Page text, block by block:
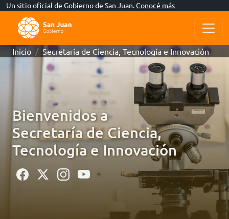
Un sitio oficial de Gobierno de San Juan.Conocé más
Inicio Secretaría de Ciencia, Tecnología e Innovación
Bienvenidos a
Secretaría de Ciencia,
Tecnología e Innovación